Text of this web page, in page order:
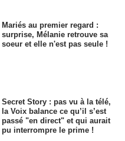
Mariés au premier regard :
surprise, Mélanie retrouve sa
soeur et elle n'est pas seule !
Secret Story : pas vu à la télé,
la Voix balance ce qu’il s’est
passé "en direct" et qui aurait
pu interrompre le prime !